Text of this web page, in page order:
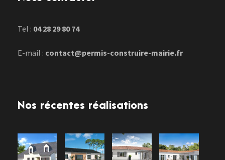
Tel : 04 28 29 80 74
E-mail : contact@permis-construire-mairie.fr
Nos récentes réalisations